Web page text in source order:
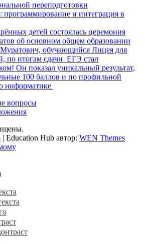
переподготовки
программирование и интеграция в
детей состоялась церемония
об основном общем образовании
обучающийся Лицея для
по итогам сдачи ЕГЭ стал
Он показал уникальный результат,
100 баллов и по профильной
информатике
вопросы
| Education Hub автор: WEN Themes